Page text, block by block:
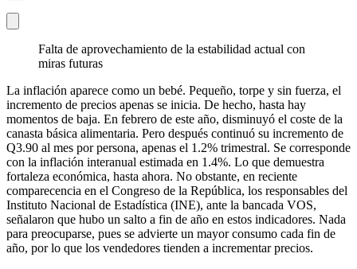
Falta de aprovechamiento de la estabilidad actual con
miras futuras
La inflación aparece como un bebé. Pequeño, torpe y sin fuerza, el
incremento de precios apenas se inicia. De hecho, hasta hay
momentos de baja. En febrero de este año, disminuyó el coste de la
canasta básica alimentaria. Pero después continuó su incremento de
Q3.90 al mes por persona, apenas el 1.2% trimestral. Se corresponde
con la inflación interanual estimada en 1.4%. Lo que demuestra
fortaleza económica, hasta ahora. No obstante, en reciente
comparecencia en el Congreso de la República, los responsables del
Instituto Nacional de Estadística (INE), ante la bancada VOS,
señalaron que hubo un salto a fin de año en estos indicadores. Nada
para preocuparse, pues se advierte un mayor consumo cada fin de
año, por lo que los vendedores tienden a incrementar precios.